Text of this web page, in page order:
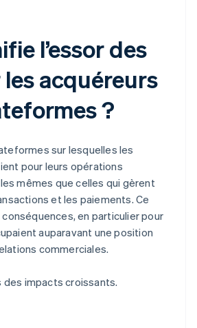
l’essor des
les acquéreurs
?
sur lesquelles les
pour leurs opérations
mêmes que celles qui gèrent
et les paiements. Ce
en particulier pour
auparavant une position
commerciales.
des impacts croissants.